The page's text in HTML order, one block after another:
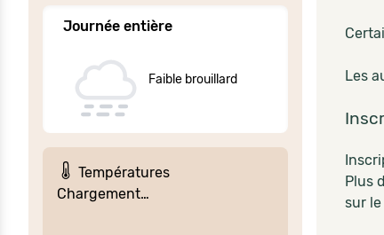
Journée entière
Faible brouillard
Températures
Chargement…
Les
Plus
sur